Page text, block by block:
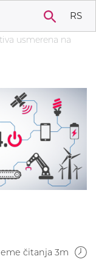
RS
usmerena na
čitanja 3m